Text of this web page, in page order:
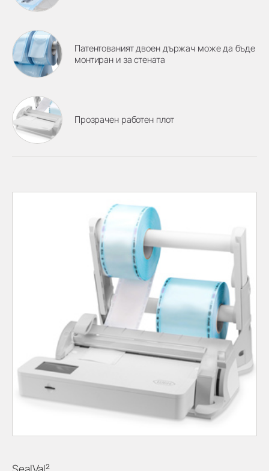
Патентованият двоен държач може да бъде
монтиран и за стената
Прозрачен работен плот